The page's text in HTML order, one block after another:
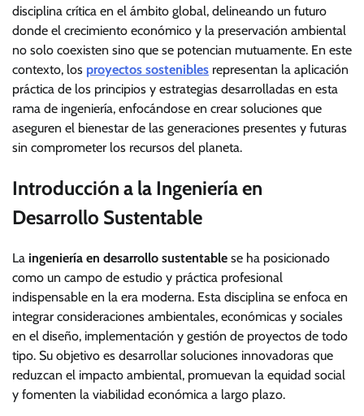
disciplina crítica en el ámbito global, delineando un futuro
donde el crecimiento económico y la preservación ambiental
no solo coexisten sino que se potencian mutuamente. En este
contexto, los proyectos sostenibles representan la aplicación
práctica de los principios y estrategias desarrolladas en esta
rama de ingeniería, enfocándose en crear soluciones que
aseguren el bienestar de las generaciones presentes y futuras
sin comprometer los recursos del planeta.
Introducción a la Ingeniería en
Desarrollo Sustentable
La ingeniería en desarrollo sustentable se ha posicionado
como un campo de estudio y práctica profesional
indispensable en la era moderna. Esta disciplina se enfoca en
integrar consideraciones ambientales, económicas y sociales
en el diseño, implementación y gestión de proyectos de todo
tipo. Su objetivo es desarrollar soluciones innovadoras que
reduzcan el impacto ambiental, promuevan la equidad social
y fomenten la viabilidad económica a largo plazo.